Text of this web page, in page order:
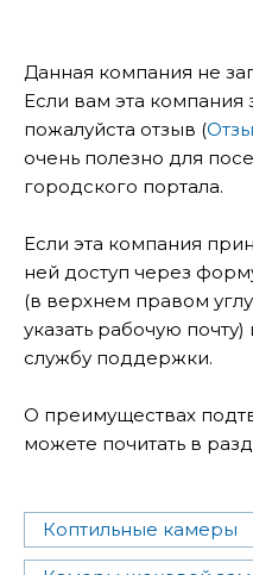
Данная компания не
Если вам эта компания
пожалуйста отзыв (
очень полезно для
городского портала.
Если эта компания
ней доступ через
(в верхнем правом
указать рабочую
службу поддержки.
О преимуществах
можете почитать в
Коптильные камеры